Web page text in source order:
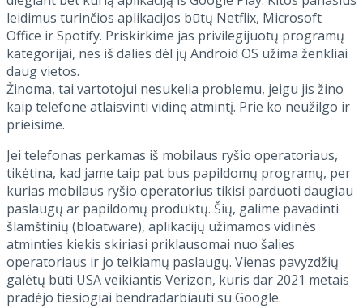
leidimus turinčios aplikacijos būtų Netflix, Microsoft
Office ir Spotify. Priskirkime jas privilegijuotų programų
kategorijai, nes iš dalies dėl jų Android OS užima ženkliai
daug vietos.
Žinoma, tai vartotojui nesukelia problemu, jeigu jis žino
kaip telefone atlaisvinti vidinę atmintį. Prie ko neužilgo ir
prieisime.
Jei telefonas perkamas iš mobilaus ryšio operatoriaus,
tikėtina, kad jame taip pat bus papildomų programų, per
kurias mobilaus ryšio operatorius tikisi parduoti daugiau
paslaugų ar papildomų produktų. Šių, galime pavadinti
šlamštinių (bloatware), aplikacijų užimamos vidinės
atminties kiekis skiriasi priklausomai nuo šalies
operatoriaus ir jo teikiamų paslaugų. Vienas pavyzdžių
galėtų būti USA veikiantis Verizon, kuris dar 2021 metais
pradėjo tiesiogiai bendradarbiauti su Google.